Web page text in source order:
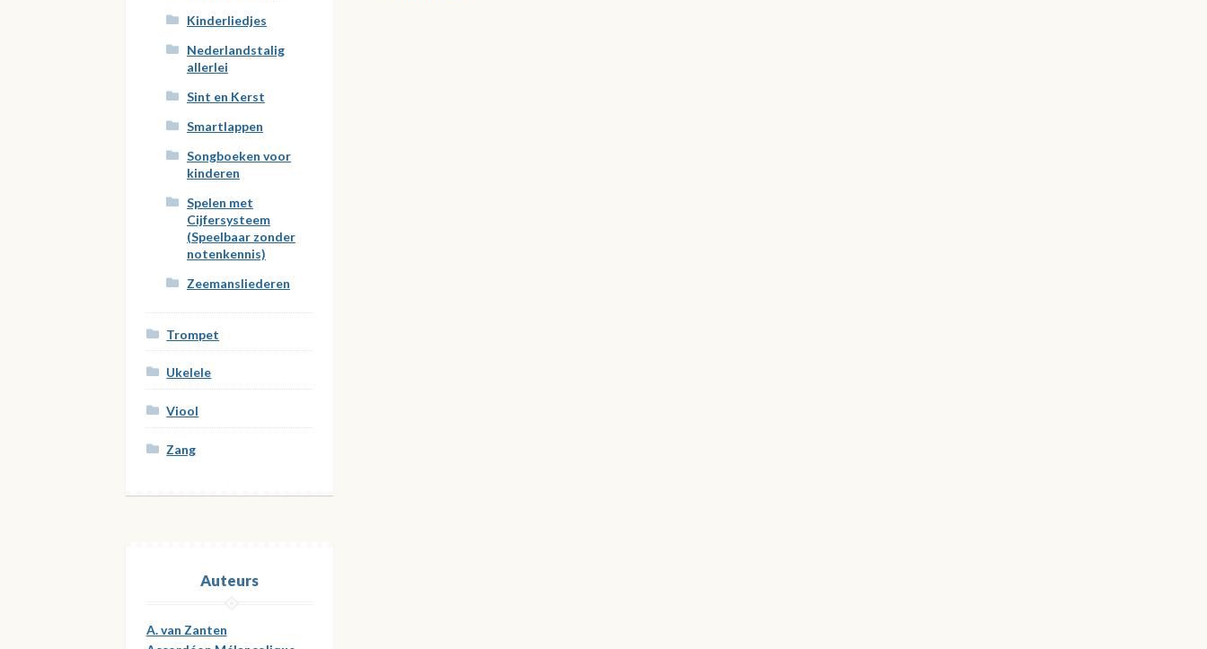
Kinderliedjes
Nederlandstalig
allerlei
Sint en Kerst
Smartlappen
Songboeken voor
kinderen
Spelen met
Cijfersysteem
(Speelbaar zonder
notenkennis)
Zeemansliederen
Trompet
Ukelele
Viool
Zang
Auteurs
A. van Zanten